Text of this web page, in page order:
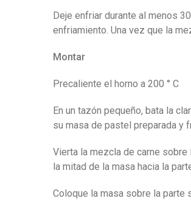
Deje enfriar durante al menos
enfriamiento. Una vez que la
Montar
Precaliente el horno a 200 ° C
En un tazón pequeño, bata la
su masa de pastel preparada y
Vierta la mezcla de carne
la mitad de la masa hacia la
Coloque la masa sobre la parte